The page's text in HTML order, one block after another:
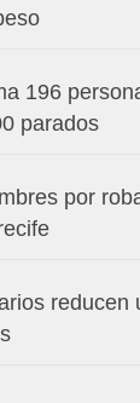
196
parados
por
reducen